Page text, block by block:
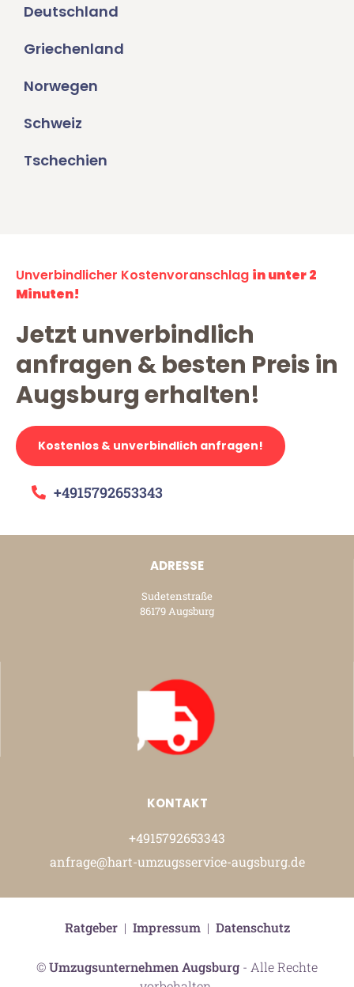
Deutschland
Griechenland
Norwegen
Schweiz
Tschechien
Unverbindlicher Kostenvoranschlag in unter 2
Minuten!
Jetzt unverbindlich
anfragen & besten Preis in
Augsburg erhalten!
Kostenlos & unverbindlich anfragen!
+4915792653343
ADRESSE
Sudetenstraße
86179 Augsburg
KONTAKT
+4915792653343
anfrage@hart-umzugsservice-augsburg.de
©Umzugsunternehmen Augsburg - Alle Rechte
Ratgeber| Impressum| Datenschutz